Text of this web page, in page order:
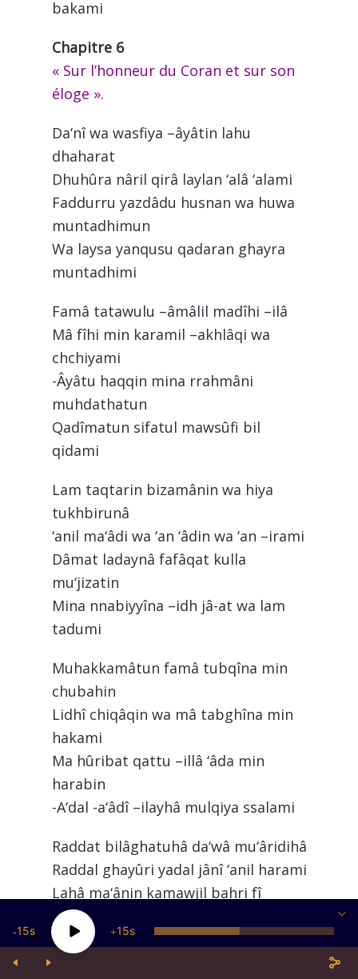
bakami
Chapitre 6
« Sur l’honneur du Coran et sur son
éloge ».
Da‘nî wa wasfiya –âyâtin lahu
dhaharat
Dhuhûra nâril qirâ laylan ‘alâ ‘alami
Faddurru yazdâdu husnan wa huwa
muntadhimun
Wa laysa yanqusu qadaran ghayra
muntadhimi
Famâ tatawulu –âmâlil madîhi –ilâ
Mâ fîhi min karamil –akhlâqi wa
chchiyami
-Âyâtu haqqin mina rrahmâni
muhdathatun
Qadîmatun sifatul mawsûfi bil
qidami
Lam taqtarin bizamânin wa hiya
tukhbirunâ
‘anil ma‘âdi wa ‘an ‘âdin wa ‘an –irami
Dâmat ladaynâ fafâqat kulla
mu‘jizatin
Mina nnabiyyîna –idh jâ-at wa lam
tadumi
Muhakkamâtun famâ tubqîna min
chubahin
Lidhî chiqâqin wa mâ tabghîna min
hakami
Ma hûribat qattu –illâ ‘âda min
harabin
-A‘dal -a‘âdî –ilayhâ mulqiya ssalami
Raddat bilâghatuhâ da‘wâ mu‘âridihâ
Raddal ghayûri yadal jânî ‘anil harami
Lahâ ma‘ânin kamawjil bahri fî
madadin
Wa fawqa jawharihi fil husni wal
15 15